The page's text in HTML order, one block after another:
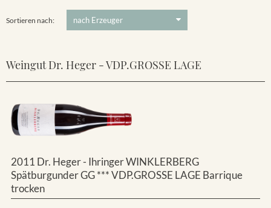
Winklerberg Hinter Winklen
Sortieren nach:
Weingut Dr. Heger - VDP.GROSSE LAGE
2011 Dr. Heger - Ihringer WINKLERBERG
Spätburgunder GG *** VDP.GROSSE LAGE Barrique
trocken